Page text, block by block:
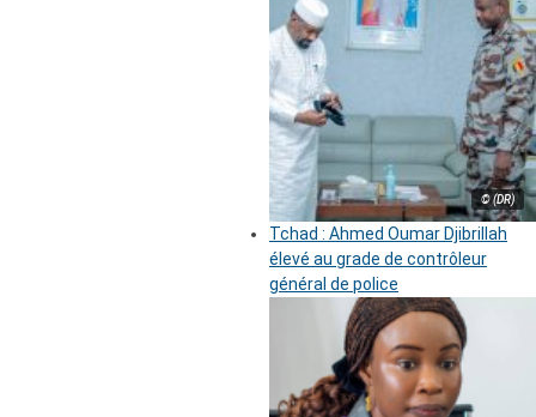
© (DR)
Tchad : Ahmed Oumar Djibrillah
élevé au grade de contrôleur
général de police